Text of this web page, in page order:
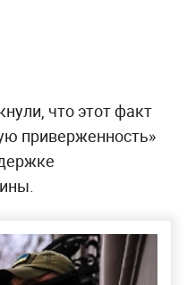
что этот факт
приверженность»